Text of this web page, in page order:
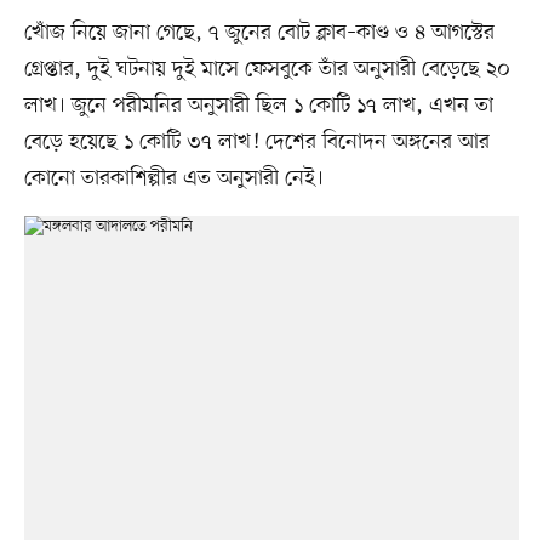
খোঁজ নিয়ে জানা গেছে, ৭ জুনের বোট ক্লাব–কাণ্ড ও ৪ আগস্টের
গ্রেপ্তার, দুই ঘটনায় দুই মাসে ফেসবুকে তাঁর অনুসারী বেড়েছে ২০
লাখ। জুনে পরীমনির অনুসারী ছিল ১ কোটি ১৭ লাখ, এখন তা
বেড়ে হয়েছে ১ কোটি ৩৭ লাখ! দেশের বিনোদন অঙ্গনের আর
কোনো তারকাশিল্পীর এত অনুসারী নেই।